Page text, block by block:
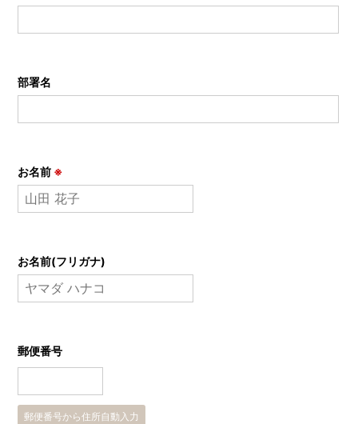
部署名
お名前 ※
お名前(フリガナ)
郵便番号
郵便番号から住所自動入力